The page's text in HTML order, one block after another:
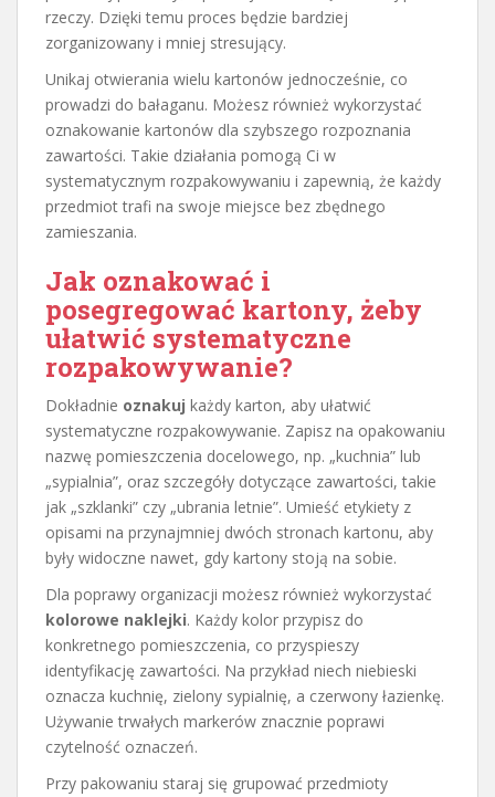
rzeczy. Dzięki temu proces będzie bardziej
zorganizowany i mniej stresujący.
Unikaj otwierania wielu kartonów jednocześnie, co
prowadzi do bałaganu. Możesz również wykorzystać
oznakowanie kartonów dla szybszego rozpoznania
zawartości. Takie działania pomogą Ci w
systematycznym rozpakowywaniu i zapewnią, że każdy
przedmiot trafi na swoje miejsce bez zbędnego
zamieszania.
Jak oznakować i
posegregować kartony, żeby
ułatwić systematyczne
rozpakowywanie?
Dokładnie oznakuj każdy karton, aby ułatwić
systematyczne rozpakowywanie. Zapisz na opakowaniu
nazwę pomieszczenia docelowego, np. „kuchnia” lub
„sypialnia”, oraz szczegóły dotyczące zawartości, takie
jak „szklanki” czy „ubrania letnie”. Umieść etykiety z
opisami na przynajmniej dwóch stronach kartonu, aby
były widoczne nawet, gdy kartony stoją na sobie.
Dla poprawy organizacji możesz również wykorzystać
kolorowe naklejki. Każdy kolor przypisz do
konkretnego pomieszczenia, co przyspieszy
identyfikację zawartości. Na przykład niech niebieski
oznacza kuchnię, zielony sypialnię, a czerwony łazienkę.
Używanie trwałych markerów znacznie poprawi
czytelność oznaczeń.
Przy pakowaniu staraj się grupować przedmioty